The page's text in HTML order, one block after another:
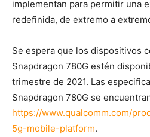
implementan para permitir una
redefinida, de extremo a
Se espera que los dispositivos
Snapdragon 780G estén
trimestre de 2021. Las
Snapdragon 780G se
https://www.qualcomm.com/
5g-mobile-platform.